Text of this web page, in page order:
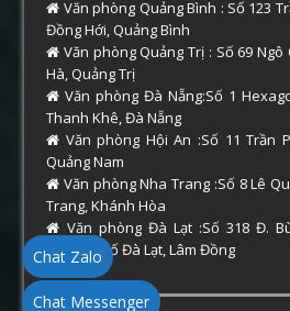
Văn phòng Quảng Bình : Số 123
Đồng Hới, Quảng Bình
Văn phòng Quảng Trị : Số 69
Hà, Quảng Trị
Văn phòng Đà Nẵng:Số 1
Thanh Khê, Đà Nẵng
Văn phòng Hội An :Số 11 Trần
Quảng Nam
Văn phòng Nha Trang :Số 8 Lê
Trang, Khánh Hòa
Văn phòng Đà Lạt :Số 318 Đ.
Thành phố Đà Lạt, Lâm Đồng
Chat Zalo
Chat Messenger